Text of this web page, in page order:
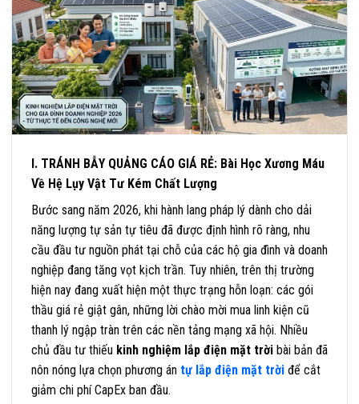
I. TRÁNH BẪY QUẢNG CÁO GIÁ RẺ: Bài Học Xương Máu
Về Hệ Lụy Vật Tư Kém Chất Lượng
Bước sang năm 2026, khi hành lang pháp lý dành cho dải
năng lượng tự sản tự tiêu đã được định hình rõ ràng, nhu
cầu đầu tư nguồn phát tại chỗ của các hộ gia đình và doanh
nghiệp đang tăng vọt kịch trần. Tuy nhiên, trên thị trường
hiện nay đang xuất hiện một thực trạng hỗn loạn: các gói
thầu giá rẻ giật gân, những lời chào mời mua linh kiện cũ
thanh lý ngập tràn trên các nền tảng mạng xã hội. Nhiều
chủ đầu tư thiếu kinh nghiệm lắp điện mặt trời bài bản đã
nôn nóng lựa chọn phương án tự lắp điện mặt trời để cắt
giảm chi phí CapEx ban đầu.